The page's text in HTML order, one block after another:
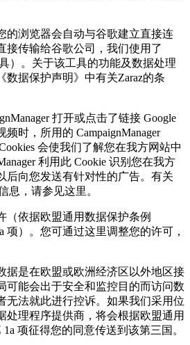
的浏览器会自动与谷歌建立直接连
接传输给谷歌公司，我们使用了
）。关于该工具的功能及数据处理
数据保护声明》中有关Zaraz的条
打开或点击了链接 Google
时，所用的 CampaignManager
会使我们了解您在我方网站中
利用此 Cookie 识别您在我方
后向您发送有针对性的广告。有关
息，请参见这里。
（依据欧盟通用数据保护条例
项）。您可通过这里调整您的许可，
据是在欧盟或欧洲经济区以外地区接
可能会出于安全和监控目的而访问数
无法就此进行控诉。如果我们采用位
处理程序提供商，将会根据欧盟通用
项征得您的同意传送到该第三国。